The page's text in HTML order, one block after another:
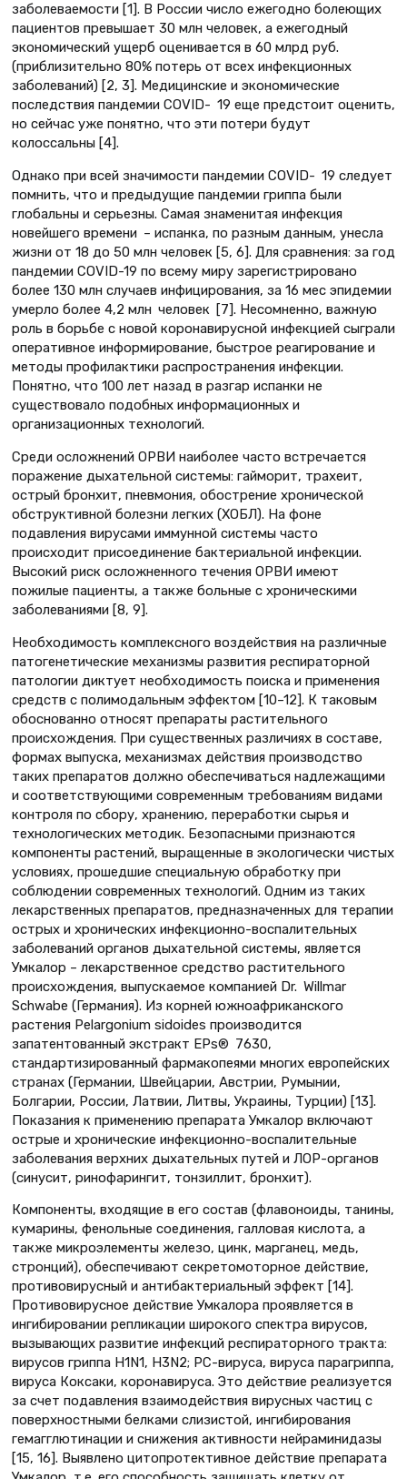
заболеваемости [1]. В России число ежегодно болеющих
пациентов превышает 30 млн человек, а ежегодный
экономический ущерб оценивается в 60 млрд руб.
(приблизительно 80% потерь от всех инфекционных
заболеваний) [2, 3]. Медицинские и экономические
последствия пандемии COVID- 19 еще предстоит оценить,
но сейчас уже понятно, что эти потери будут
колоcсальны [4].
Однако при всей значимости пандемии COVID- 19 следует
помнить, что и предыдущие пандемии гриппа были
глобальны и серьезны. Самая знаменитая инфекция
новейшего времени – испанка, по разным данным, унесла
жизни от 18 до 50 млн человек [5, 6]. Для сравнения: за год
пандемии COVID-19 по всему миру зарегистрировано
более 130 млн случаев инфицирования, за 16 мес эпидемии
умерло более 4,2 млн человек [7]. Несомненно, важную
роль в борьбе с новой коронавирусной инфекцией сыграли
оперативное информирование, быстрое реагирование и
методы профилактики распространения инфекции.
Понятно, что 100 лет назад в разгар испанки не
существовало подобных информационных и
организационных технологий.
Среди осложнений ОРВИ наиболее часто встречается
поражение дыхательной системы: гайморит, трахеит,
острый бронхит, пневмония, обострение хронической
обструктивной болезни легких (ХОБЛ). На фоне
подавления вирусами иммунной системы часто
происходит присоединение бактериальной инфекции.
Высокий риск осложненного течения ОРВИ имеют
пожилые пациенты, а также больные с хроническими
заболеваниями [8, 9].
Необходимость комплексного воздействия на различные
патогенетические механизмы развития респираторной
патологии диктует необходимость поиска и применения
средств с полимодальным эффектом [10–12]. К таковым
обоснованно относят препараты растительного
происхождения. При существенных различиях в составе,
формах выпуска, механизмах действия производство
таких препаратов должно обеспечиваться надлежащими
и соответствующими современным требованиям видами
контроля по сбору, хранению, переработки сырья и
технологических методик. Безопасными признаются
компоненты растений, выращенные в экологически чистых
условиях, прошедшие специальную обработку при
соблюдении современных технологий. Одним из таких
лекарственных препаратов, предназначенных для терапии
острых и хронических инфекционно-воспалительных
заболеваний органов дыхательной системы, является
Умкалор – лекарственное средство растительного
происхождения, выпускаемое компанией Dr. Willmar
Schwabe (Германия). Из корней южноафриканского
растения Pelargonium sidoides производится
запатентованный экстракт EPs® 7630,
стандартизированный фармакопеями многих европейских
странах (Германии, Швейцарии, Австрии, Румынии,
Болгарии, России, Латвии, Литвы, Украины, Турции) [13].
Показания к применению препарата Умкалор включают
острые и хронические инфекционно-воспалительные
заболевания верхних дыхательных путей и ЛОР-органов
(синусит, ринофарингит, тонзиллит, бронхит).
Компоненты, входящие в его состав (флавоноиды, танины,
кумарины, фенольные соединения, галловая кислота, а
также микроэлементы железо, цинк, марганец, медь,
стронций), обеспечивают секретомоторное действие,
противовирусный и антибактериальный эффект [14].
Противовирусное действие Умкалора проявляется в
ингибировании репликации широкого спектра вирусов,
вызывающих развитие инфекций респираторного тракта:
вирусов гриппа H1N1, H3N2; РС-вируса, вируса парагриппа,
вируса Коксаки, коронавируса. Это действие реализуется
за счет подавления взаимодействия вирусных частиц с
поверхностными белками слизистой, ингибирования
гемагглютинации и снижения активности нейраминидазы
[15, 16]. Выявлено цитопротективное действие препарата